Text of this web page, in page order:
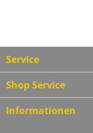
Service
Shop Service
Informationen